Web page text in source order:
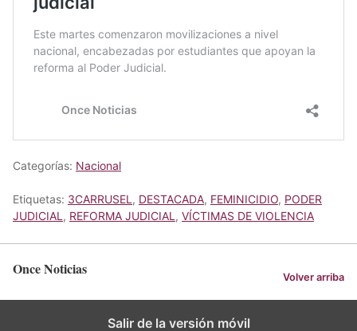
Categorías: Nacional
Etiquetas: 3CARRUSEL , DESTACADA, FEMINICIDIO, PODER
JUDICIAL , REFORMA JUDICIAL , VÍCTIMAS DE VIOLENCIA
Once Noticias Volver arriba
Salir de la versión móvil